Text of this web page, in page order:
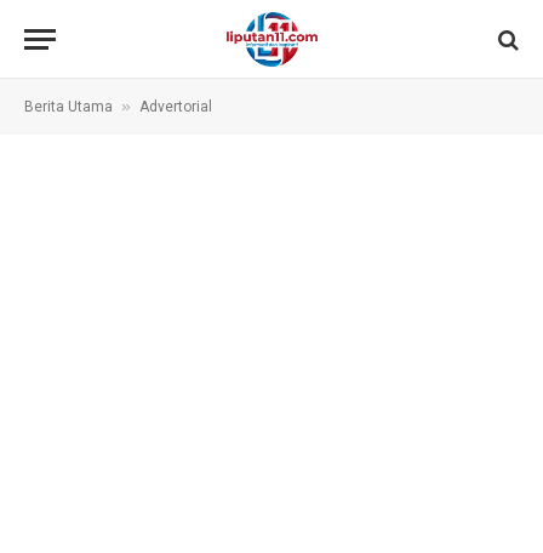
Berita Utama » Advertorial